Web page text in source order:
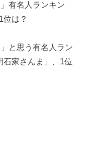
有名人ランキン
位は？
と思う有名人ラン
石家さんま」、1位